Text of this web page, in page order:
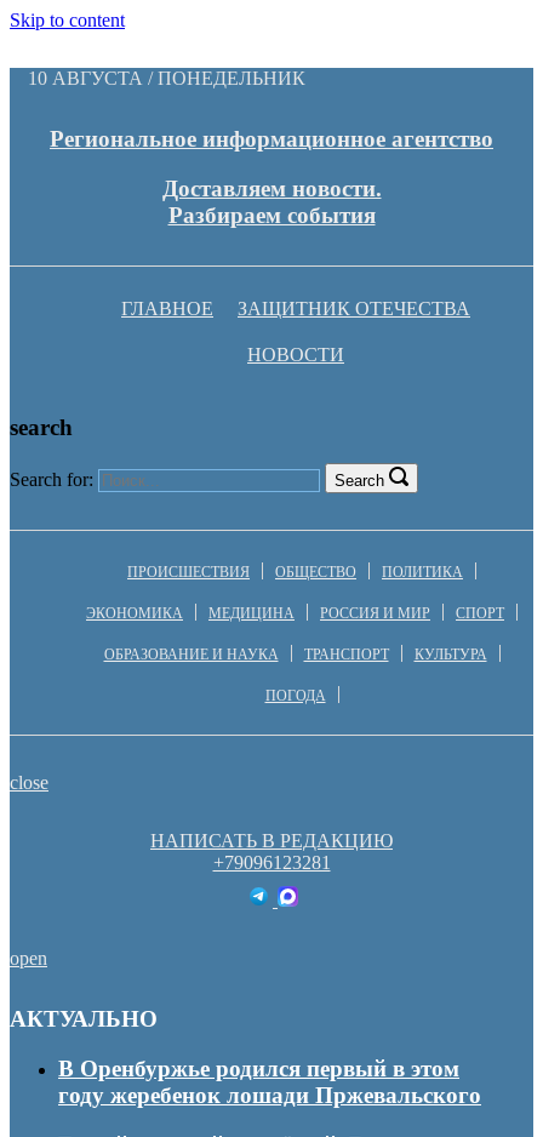
Skip to content
10 АВГУСТА / ПОНЕДЕЛЬНИК
Региональное информационное агентство
Доставляем новости.
Разбираем события
ГЛАВНОЕ ЗАЩИТНИК ОТЕЧЕСТВА
НОВОСТИ
search
Search for: Search
ПРОИСШЕСТВИЯ ОБЩЕСТВО ПОЛИТИКА
ЭКОНОМИКА МЕДИЦИНА РОССИЯ И МИР СПОРТ
ОБРАЗОВАНИЕ И НАУКА ТРАНСПОРТ КУЛЬТУРА
ПОГОДА
close
НАПИСАТЬ В РЕДАКЦИЮ
+79096123281
open
АКТУАЛЬНО
В Оренбуржье родился первый в этом
году жеребенок лошади Пржевальского